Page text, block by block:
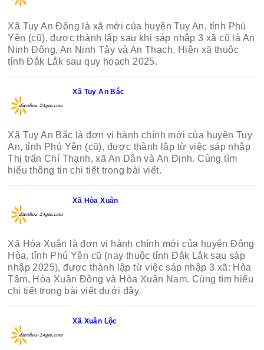
Xã Tuy An Đông là xã mới của huyện Tuy An, tỉnh Phú
Yên (cũ), được thành lập sau khi sáp nhập 3 xã cũ là An
Ninh Đông, An Ninh Tây và An Thạch. Hiện xã thuộc
tỉnh Đắk Lắk sau quy hoạch 2025.
Xã Tuy An Bắc
Xã Tuy An Bắc là đơn vị hành chính mới của huyện Tuy
An, tỉnh Phú Yên (cũ), được thành lập từ việc sáp nhập
Thị trấn Chí Thạnh, xã An Dân và An Định. Cùng tìm
hiểu thông tin chi tiết trong bài viết.
Xã Hòa Xuân
Xã Hòa Xuân là đơn vị hành chính mới của huyện Đông
Hòa, tỉnh Phú Yên cũ (nay thuộc tỉnh Đắk Lắk sau sáp
nhập 2025), được thành lập từ việc sáp nhập 3 xã: Hòa
Tâm, Hòa Xuân Đông và Hòa Xuân Nam. Cùng tìm hiểu
chi tiết trong bài viết dưới đây.
Xã Xuân Lộc